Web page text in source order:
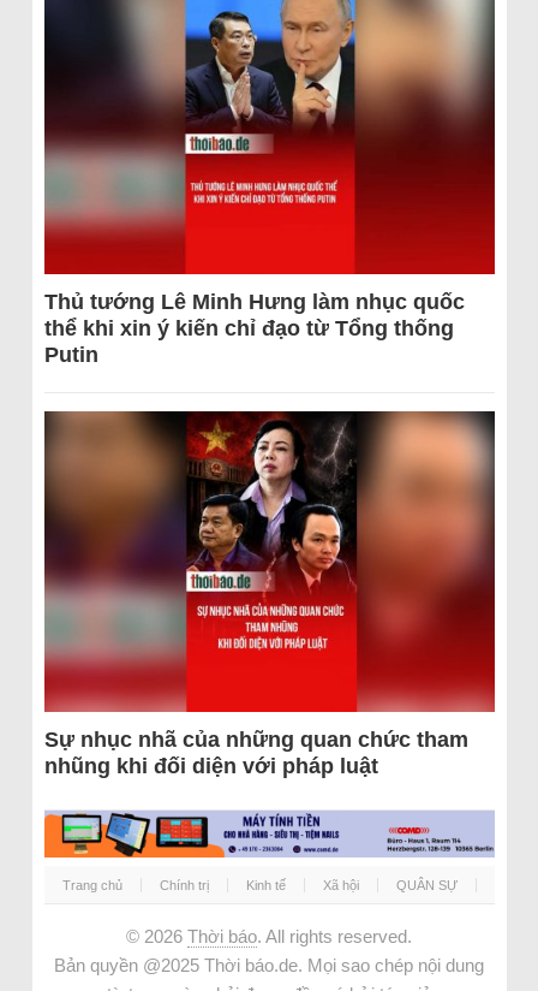
Thủ tướng Lê Minh Hưng làm nhục quốc
thể khi xin ý kiến chỉ đạo từ Tổng thống
Putin
Sự nhục nhã của những quan chức tham
nhũng khi đối diện với pháp luật
Trang chủ Chính trị Kinh tế Xã hội QUÂN SỰ
© 2026 Thời báo. All rights reserved.
Bản quyền @2025 Thời báo.de. Mọi sao chép nội dung